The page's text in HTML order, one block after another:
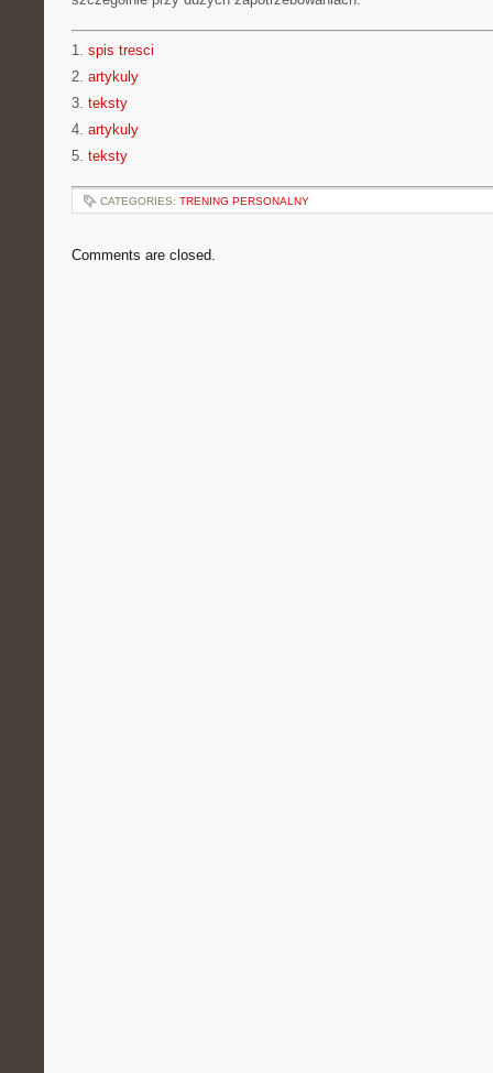
1. spis tresci
2. artykuly
3. teksty
4. artykuly
5. teksty
CATEGORIES: TRENING PERSONALNY
Comments are closed.